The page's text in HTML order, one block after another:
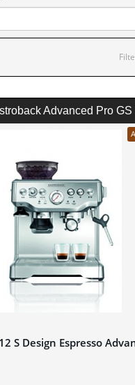
Advanced Pro GS
S Design Espresso